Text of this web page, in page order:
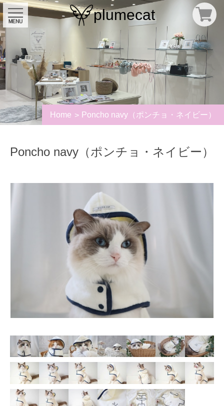
plumecat
Home Poncho navy（ポンチョ・ネイビー）
Poncho navy（ポンチョ・ネイビー）